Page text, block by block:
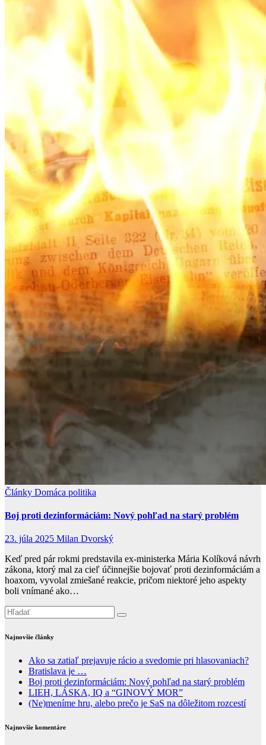
Články Domáca politika
Boj proti dezinformáciám: Nový pohľad na starý problém
23. júla 2025 Milan Dvorský
Keď pred pár rokmi predstavila ex-ministerka Mária Kolíková návrh
zákona, ktorý mal za cieľ účinnejšie bojovať proti dezinformáciám a
hoaxom, vyvolal zmiešané reakcie, pričom niektoré jeho aspekty
boli vnímané ako…
Najnovšie články
Ako sa zatiaľ prejavuje rácio a svedomie pri hlasovaniach?
Bratislava je …
Boj proti dezinformáciám: Nový pohľad na starý problém
LIEH, LÁSKA, IQ a “GINOVÝ MOR”
(Ne)meníme hru, alebo prečo je SaS na dôležitom rozcestí
Najnovšie komentáre